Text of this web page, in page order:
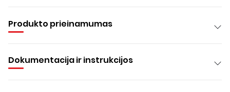
Produkto prieinamumas
Dokumentacija ir instrukcijos